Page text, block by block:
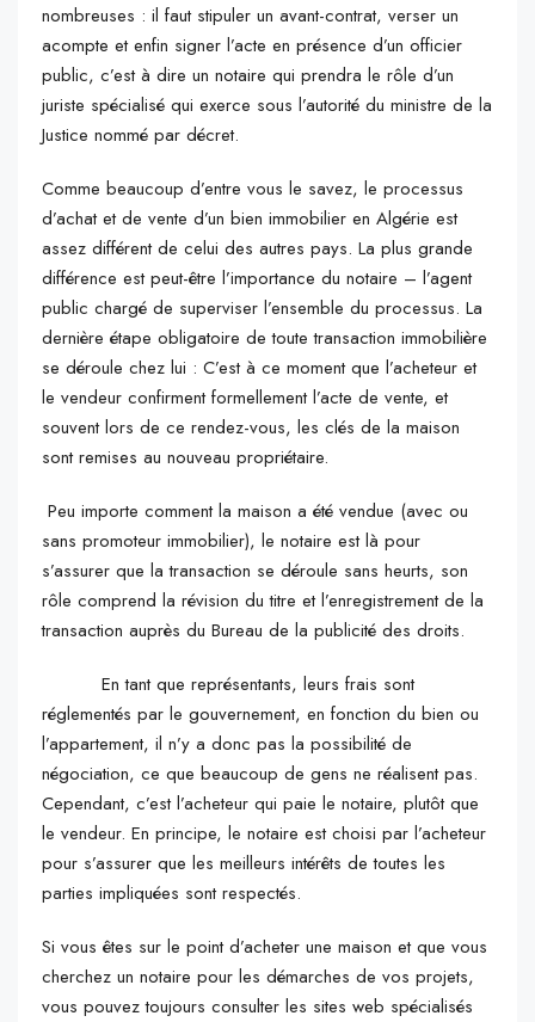
nombreuses : il faut stipuler un avant-contrat, verser un
acompte et enfin signer l’acte en présence d’un officier
public, c’est à dire un notaire qui prendra le rôle d’un
juriste spécialisé qui exerce sous l’autorité du ministre de la
Justice nommé par décret.
Comme beaucoup d’entre vous le savez, le processus
d’achat et de vente d’un bien immobilier en Algérie est
assez différent de celui des autres pays. La plus grande
différence est peut-être l’importance du notaire – l’agent
public chargé de superviser l’ensemble du processus. La
dernière étape obligatoire de toute transaction immobilière
se déroule chez lui : C’est à ce moment que l’acheteur et
le vendeur confirment formellement l’acte de vente, et
souvent lors de ce rendez-vous, les clés de la maison
sont remises au nouveau propriétaire.
Peu importe comment la maison a été vendue (avec ou
sans promoteur immobilier), le notaire est là pour
s’assurer que la transaction se déroule sans heurts, son
rôle comprend la révision du titre et l’enregistrement de la
transaction auprès du Bureau de la publicité des droits.
En tant que représentants, leurs frais sont
réglementés par le gouvernement, en fonction du bien ou
l’appartement, il n’y a donc pas la possibilité de
négociation, ce que beaucoup de gens ne réalisent pas.
Cependant, c’est l’acheteur qui paie le notaire, plutôt que
le vendeur. En principe, le notaire est choisi par l’acheteur
pour s’assurer que les meilleurs intérêts de toutes les
parties impliquées sont respectés.
Si vous êtes sur le point d’acheter une maison et que vous
cherchez un notaire pour les démarches de vos projets,
vous pouvez toujours consulter les sites web spécialisés